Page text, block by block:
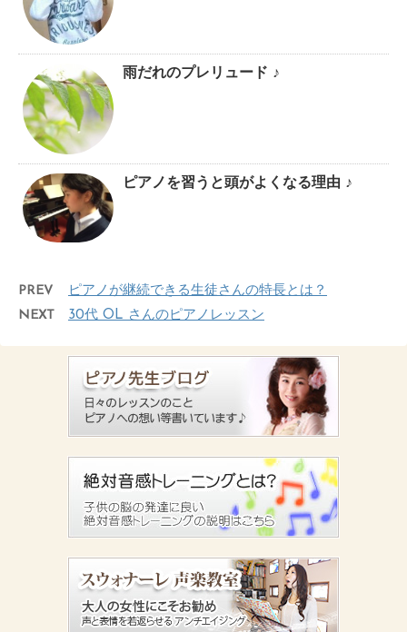
雨だれのプレリュード ♪
ピアノを習うと頭がよくなる理由 ♪
PREV
ピアノが継続できる生徒さんの特長とは？
NEXT
30代 OL さんのピアノレッスン